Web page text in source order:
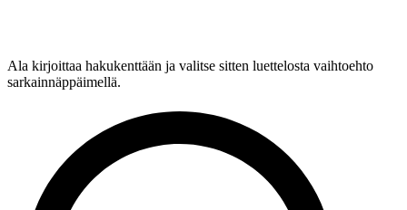
Ala kirjoittaa hakukenttään ja valitse sitten luettelosta vaihtoehto
sarkainnäppäimellä.